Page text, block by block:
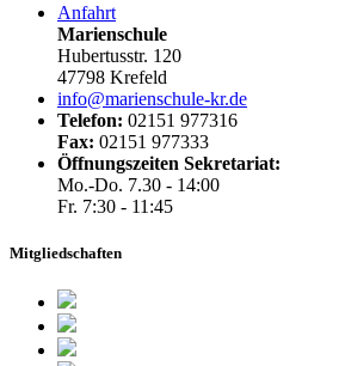
Anfahrt
Marienschule
Hubertusstr. 120
47798 Krefeld
info@marienschule-kr.de
Telefon: 02151 977316
Fax: 02151 977333
Öffnungszeiten Sekretariat:
Mo.-Do. 7.30 - 14:00
Fr. 7:30 - 11:45
Mitgliedschaften